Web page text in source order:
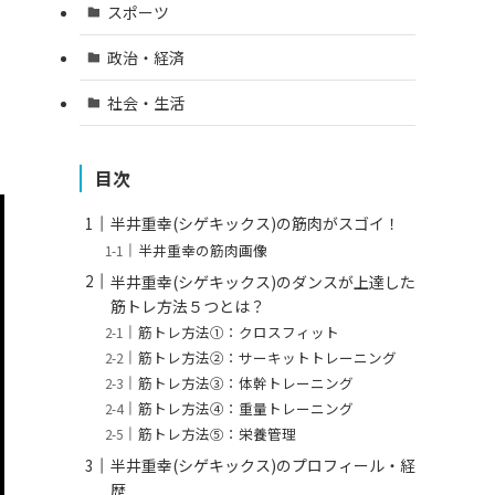
スポーツ
政治・経済
社会・生活
目次
半井重幸(シゲキックス)の筋肉がスゴイ！
半井重幸の筋肉画像
半井重幸(シゲキックス)のダンスが上達した
筋トレ方法５つとは？
筋トレ方法①：クロスフィット
筋トレ方法②：サーキットトレーニング
筋トレ方法③：体幹トレーニング
筋トレ方法④：重量トレーニング
筋トレ方法⑤：栄養管理
半井重幸(シゲキックス)のプロフィール・経
歴